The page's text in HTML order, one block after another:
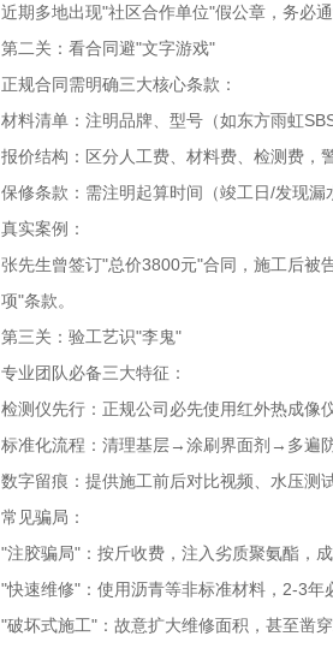
近期多地出现"社区合作单位"假公章，务必
第二关：看合同避"文字游戏"
正规合同需明确三大核心条款：
材料清单：注明品牌、型号（如东方雨虹
报价结构：区分人工费、材料费、检测费，
保修条款：需注明起算时间（竣工日/发现漏
真实案例：
张先生曾签订"总价3800元"合同，施工后被
项"条款。
第三关：验工艺识"李鬼"
专业团队必备三大特征：
检测仪先行：正规公司必先使用红外热成像
标准化流程：清理基层→涂刷界面剂 → 多遍
数字留痕：提供施工前后对比视频、水压测
常见骗局：
"注胶骗局" ：按斤收费，注入劣质聚氨酯，
"快速维修" ：使用沥青等非标准材料， 2-3年
"破坏式施工" ：故意扩大维修面积，甚至凿穿